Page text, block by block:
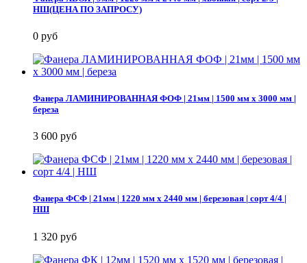
НШ(ЦЕНА ПО ЗАПРОСУ)
0 руб
Фанера ЛАМИНИРОВАННАЯ ФОФ | 21мм | 1500 мм х 3000 мм |
береза
3 600 руб
Фанера ФСФ | 21мм | 1220 мм х 2440 мм | березовая | сорт 4/4 |
НШ
1 320 руб